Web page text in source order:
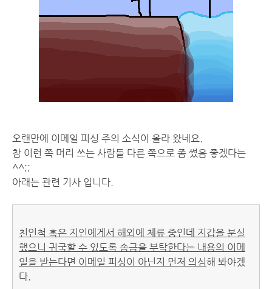
오랜만에 이메일 피싱 주의 소식이 올라 왔네요.
참 이런 쪽 머리 쓰는 사람들 다른 쪽으로 좀 썼음 좋겠다는
^^;;
아래는 관련 기사 입니다.
친인척 혹은 지인에게서 해외에 체류 중인데 지갑을 분실
했으니 귀국할 수 있도록 송금을 부탁한다는 내용의 이메
일을 받는다면 이메일 피싱이 아닌지 먼저 의심해 봐야겠
다.